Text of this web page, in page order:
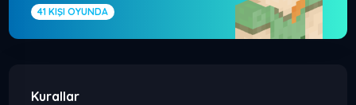
41 KIŞI OYUNDA
Kurallar